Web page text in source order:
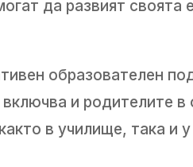
да развият своята
образователен
и родителите в
в училище, така и